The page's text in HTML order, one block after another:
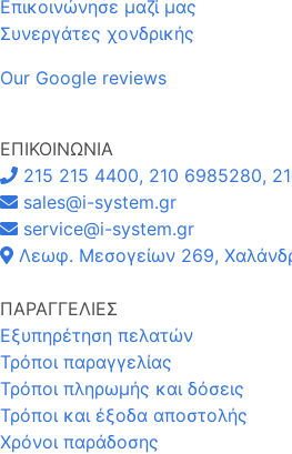
Επικοινώνησε μαζί μας
Συνεργάτες χονδρικής
Our Google reviews
ΕΠΙΚΟΙΝΩΝΙΑ
215 215 4400, 210 6985280,
sales@i-system.gr
service@i-system.gr
Λεωφ. Μεσογείων 269,
ΠΑΡΑΓΓΕΛΙΕΣ
Εξυπηρέτηση πελατών
Τρόποι παραγγελίας
Τρόποι πληρωμής και δόσεις
Τρόποι και έξοδα αποστολής
Χρόνοι παράδοσης